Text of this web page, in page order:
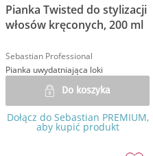
Pianka Twisted do stylizacji
włosów kręconych, 200 ml
Sebastian Professional
Pianka uwydatniająca loki
Do koszyka
Dołącz do Sebastian PREMIUM,
aby kupić produkt